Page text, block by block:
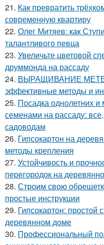
21. Как превратить
современную квартиру
22. Олег Митяев: как
талантливого певца
23. Увеличьте цветовой
друммонда на рассаду
24. ВЫРАЩИВАНИЕ
эффективные методы и
25. Посадка однолетних и
семенами на рассаду:
садоводам
26. Гипсокартон на
методы крепления
27. Устойчивость и
перегородок на
28. Строим свою
простые инструкции
29. Гипсокартон: простой
деревянном доме
30. Профессиональный